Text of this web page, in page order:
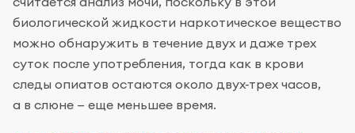
биологической жидкости наркотическое вещество
можно обнаружить в течение двух и даже трех
суток после употребления, тогда как в крови
следы опиатов остаются около двух-трех часов,
а в слюне — еще меньшее время.